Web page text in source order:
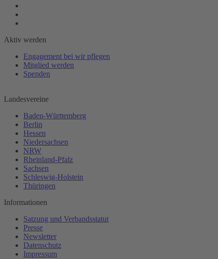
Aktiv werden
Engagement bei wir pflegen
Mitglied werden
Spenden
Landesvereine
Baden-Württemberg
Berlin
Hessen
Niedersachsen
NRW
Rheinland-Pfalz
Sachsen
Schleswig-Holstein
Thüringen
Informationen
Satzung und Verbandsstatut
Presse
Newsletter
Datenschutz
Impressum